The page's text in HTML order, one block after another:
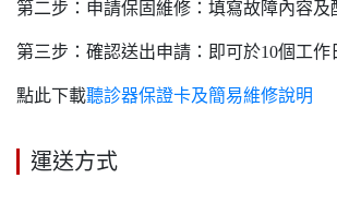
第二步：申請保固維修：填寫故障內容及
第三步：確認送出申請：即可於10個工
點此下載聽診器保證卡及簡易維修說明
運送方式